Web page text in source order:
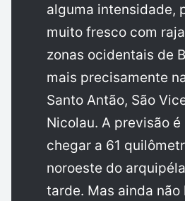
alguma intensidade,
muito fresco com
zonas ocidentais de
mais precisamente
Santo Antão, São
Nicolau. A previsão
chegar a 61
noroeste do
tarde. Mas ainda não